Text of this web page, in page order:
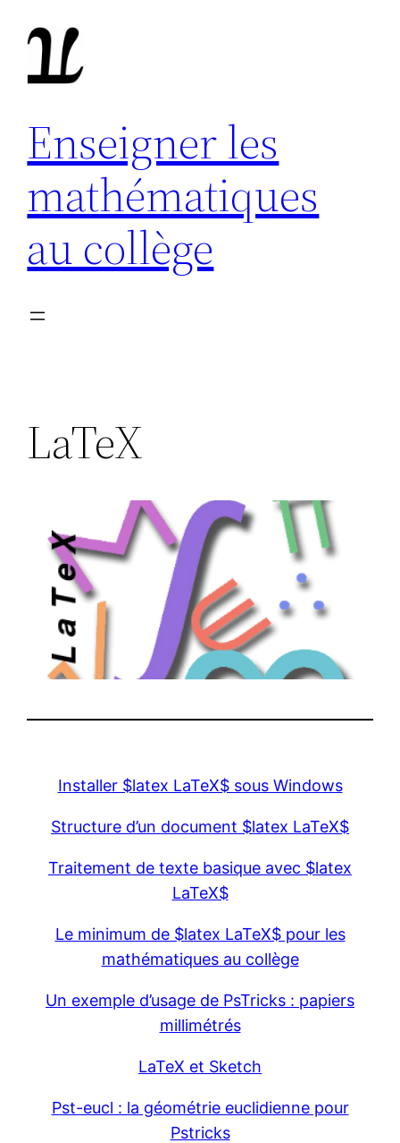
contenu
Enseigner les
mathématiques
au collège
LaTeX
Installer $latex LaTeX$ sous Windows
Structure d’un document $latex LaTeX$
Traitement de texte basique avec $latex
LaTeX$
Le minimum de $latex LaTeX$ pour les
mathématiques au collège
Un exemple d’usage de PsTricks : papiers
millimétrés
LaTeX et Sketch
Pst-eucl : la géométrie euclidienne pour
Pstricks